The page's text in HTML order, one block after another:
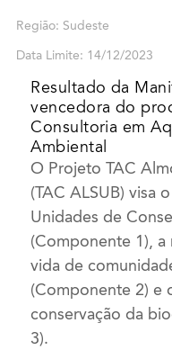
Região: Sudeste
Data Limite: 14/12/2023
Resultado da
vencedora do
Consultoria em
Ambiental
O Projeto TAC
(TAC ALSUB) visa
Unidades de
(Componente 1),
vida de
(Componente 2) e
conservação da
3).